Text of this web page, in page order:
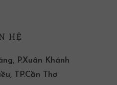
HỆ
P.Xuân Khánh
TP.Cần Thơ